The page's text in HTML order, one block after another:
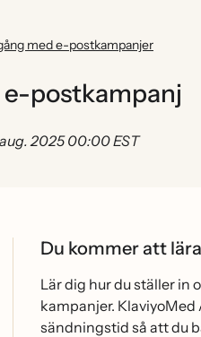
med e-postkampanjer
e-postkampanj
2025 00:00 EST
Du kommer att
Lär dig hur du ställer in
kampanjer.
sändningstid så att du